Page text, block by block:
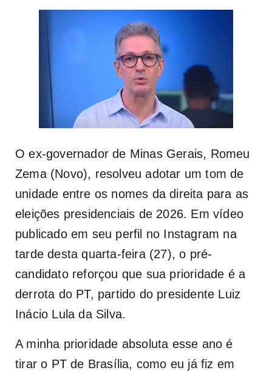
O ex-governador de Minas Gerais, Romeu
Zema (Novo), resolveu adotar um tom de
unidade entre os nomes da direita para as
eleições presidenciais de 2026. Em vídeo
publicado em seu perfil no Instagram na
tarde desta quarta-feira (27), o pré-
candidato reforçou que sua prioridade é a
derrota do PT, partido do presidente Luiz
Inácio Lula da Silva.
A minha prioridade absoluta esse ano é
tirar o PT de Brasília, como eu já fiz em